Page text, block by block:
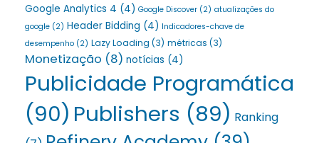
Google Analytics 4 (4) Google Discover (2) atualizações do
google (2) Header Bidding (4) Indicadores-chave de
desempenho (2) Lazy Loading (3) métricas (3)
Monetização (8) notícias (4)
Publicidade Programática
(90) Publishers (89) Ranking